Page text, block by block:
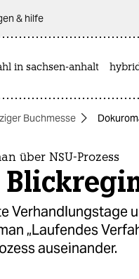
& hilfe
in sachsen-anhalt
Buchmesse
über NSU-Prozess
Verhandlungstage
„Laufendes
auseinander.